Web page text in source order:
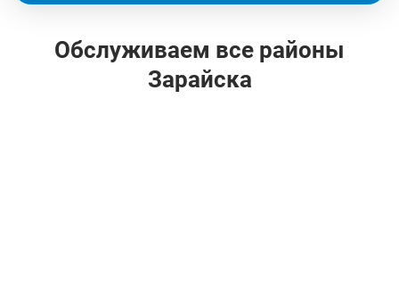
Обслуживаем все районы
Зарайска